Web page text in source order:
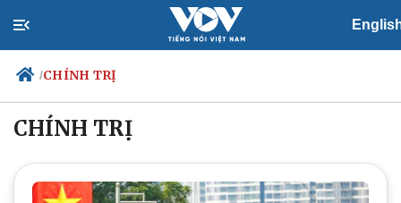
/CHÍNH TRỊ
Chính trị
Đảng
Tin 24h
CHÍNH TRỊ